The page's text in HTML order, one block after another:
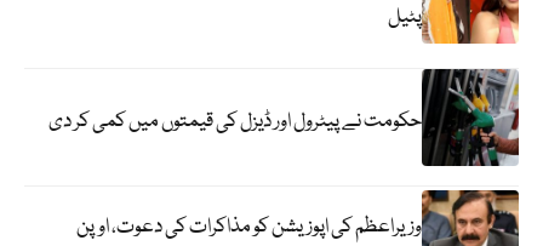
پٹیل
حکومت نے پیٹرول اور ڈیزل کی قیمتوں میں کمی کر دی
وزیراعظم کی اپوزیشن کو مذاکرات کی دعوت، اوپن